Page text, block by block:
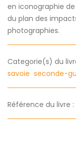
en iconographie
du plan des
photographies.
Categorie(s) du
savoie seconde-
Référence du livre :